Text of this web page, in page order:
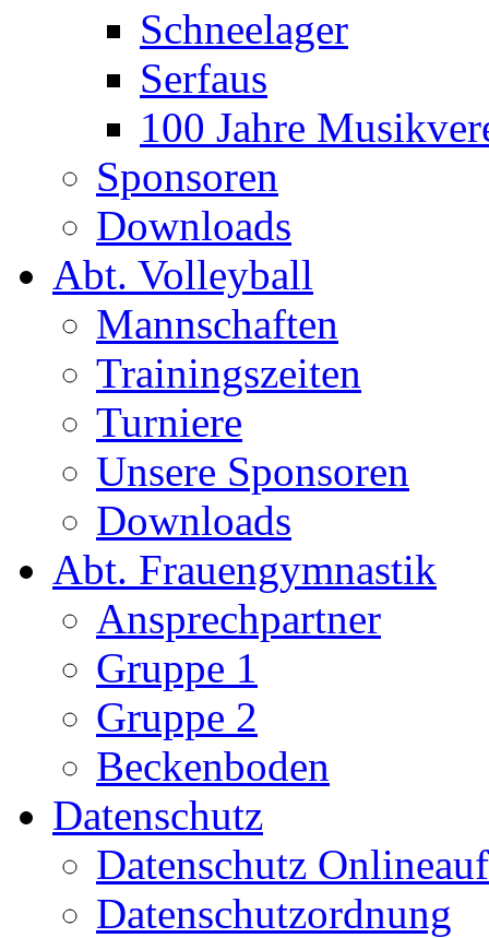
Schneelager
Serfaus
100 Jahre
Sponsoren
Downloads
Abt. Volleyball
Mannschaften
Trainingszeiten
Turniere
Unsere Sponsoren
Downloads
Abt. Frauengymnastik
Ansprechpartner
Gruppe 1
Gruppe 2
Beckenboden
Datenschutz
Datenschutz
Datenschutzordnung